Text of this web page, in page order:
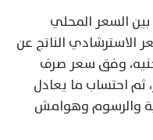
السعر المحلي
الذهب عيار 21 والسعر الاسترشادي الناتج عن
وفق سعر صرف
للدولار، ثم احتساب ما يعادل
والرسوم وهوامش